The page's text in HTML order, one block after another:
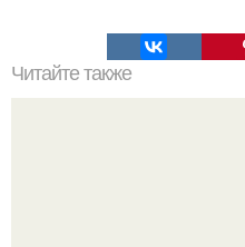
Читайте также